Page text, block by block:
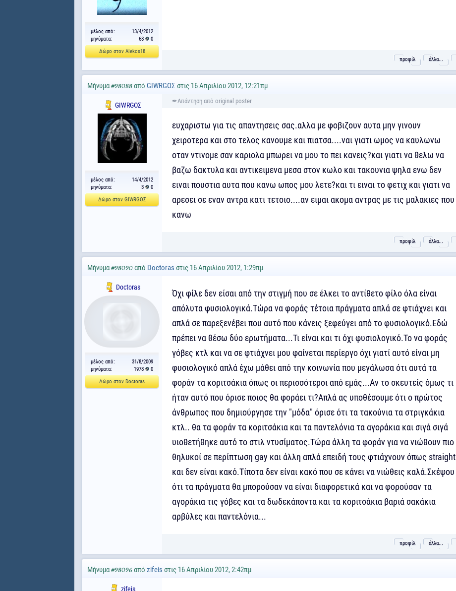
μέλος από:
13/4/2012
μηνύματα:
68
0
Δώρο στον Alekos18
προφίλ άλλα...
Μήνυμα #98088 από GΙWRGΟΣ στις 16 Απριλίου 2012, 12:21πμ
GΙWRGΟΣ
μέλος από:
14/4/2012
μηνύματα:
3
0
Δώρο στον GΙWRGΟΣ
ευχαριστω για τις απαντησεις σας.αλλα με φοβιζουν αυτα μην γινουν
χειροτερα και στο τελος κανουμε και πιατσα....ναι γιατι ωμος να καυλωνω
οταν ντινομε σαν καριολα μπωρει να μου το πει κανεις?και γιατι να θελω να
βαζω δακτυλα και αντικειμενα μεσα στον κωλο και τακουνια ψηλα ενω δεν
ειναι πουστια αυτα που κανω ωπος μου λετε?και τι ειναι το φετιχ και γιατι να
αρεσει σε εναν αντρα κατι τετοιο....αν ειμαι ακομα αντρας με τις μαλακιες που
κανω
προφίλ άλλα...
Μήνυμα #98090 από Doctoras στις 16 Απριλίου 2012, 1:29πμ
Doctoras
μέλος από:
31/8/2009
μηνύματα:
1978
0
Δώρο στον Doctoras
Όχι φίλε δεν είσαι από την στιγμή που σε έλκει το αντίθετο φίλο όλα είναι
απόλυτα φυσιολογικά.Τώρα να φοράς τέτοια πράγματα απλά σε φτιάχνει και
απλά σε παρεξενέβει που αυτό που κάνεις ξεφεύγει από το φυσιολογικό.Εδώ
πρέπει να θέσω δύο ερωτήματα...Τι είναι και τι όχι φυσιολογικό.Το να φοράς
γόβες κτλ και να σε φτιάχνει μου φαίνεται περίεργο όχι γιατί αυτό είναι μη
φυσιολογικό απλά έχω μάθει από την κοινωνία που μεγάλωσα ότι αυτά τα
φοράν τα κοριτσάκια όπως οι περισσότεροι από εμάς...Αν το σκευτείς όμως τι
ήταν αυτό που όρισε ποιος θα φοράει τι?Απλά ας υποθέσουμε ότι ο πρώτος
άνθρωπος που δημιούργησε την "μόδα" όρισε ότι τα τακούνια τα στριγκάκια
κτλ.. θα τα φοράν τα κοριτσάκια και τα παντελόνια τα αγοράκια και σιγά σιγά
υιοθετήθηκε αυτό το στιλ ντυσίματος.Τώρα άλλη τα φοράν για να νιώθουν πιο
θηλυκοί σε περίπτωση gay και άλλη απλά επειδή τους φτιάχνουν όπως straight
και δεν είναι κακό.Τίποτα δεν είναι κακό που σε κάνει να νιώθεις καλά.Σκέψου
ότι τα πράγματα θα μπορούσαν να είναι διαφορετικά και να φορούσαν τα
αγοράκια τις γόβες και τα δωδεκάποντα και τα κοριτσάκια βαριά σακάκια
αρβύλες και παντελόνια...
προφίλ άλλα...
Μήνυμα #98096 από zifeis στις 16 Απριλίου 2012, 2:42πμ
zifeis